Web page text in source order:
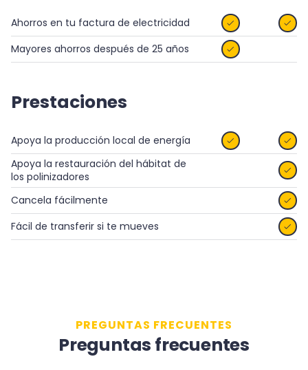
Ahorros en tu factura de electricidad  
Mayores ahorros después de 25 años 
Prestaciones
Apoya la producción local de energía  
Apoya la restauración del hábitat de
los polinizadores

Cancela fácilmente 
Fácil de transferir si te mueves 
PREGUNTAS FRECUENTES
Preguntas frecuentes